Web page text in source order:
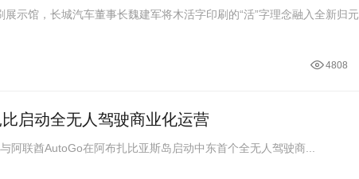
示馆，长城汽车董事长魏建军将木活字印刷的“活”字理念融入全新归元
4808
启动全无人驾驶商业化运营
阿联酋AutoGo在阿布扎比亚斯岛启动中东首个全无人驾驶商...